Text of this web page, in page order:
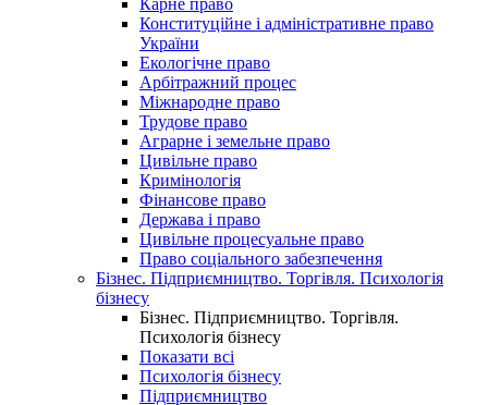
Карне право
Конституційне і адміністративне право
України
Екологічне право
Арбітражний процес
Міжнародне право
Трудове право
Аграрне і земельне право
Цивільне право
Кримінологія
Фінансове право
Держава і право
Цивільне процесуальне право
Право соціального забезпечення
Бізнес. Підприємництво. Торгівля. Психологія
бізнесу
Бізнес. Підприємництво. Торгівля.
Психологія бізнесу
Показати всі
Психологія бізнесу
Підприємництво